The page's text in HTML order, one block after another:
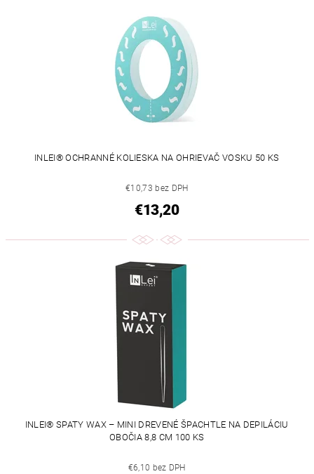
INLEI® OCHRANNÉ KOLIESKA NA OHRIEVAČ VOSKU 50 KS
€10,73 bez DPH
€13,20
INLEI® SPATY WAX – MINI DREVENÉ ŠPACHTLE NA DEPILÁCIU
OBOČIA 8,8 CM 100 KS
€6,10 bez DPH